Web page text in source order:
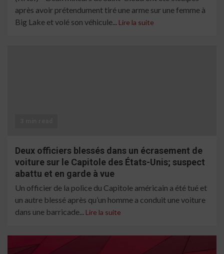
après avoir prétendument tiré une arme sur une femme à
Big Lake et volé son véhicule... Lire la suite
Deux officiers blessés dans un écrasement de
voiture sur le Capitole des États-Unis; suspect
abattu et en garde à vue
Un officier de la police du Capitole américain a été tué et
un autre blessé après qu’un homme a conduit une voiture
dans une barricade... Lire la suite